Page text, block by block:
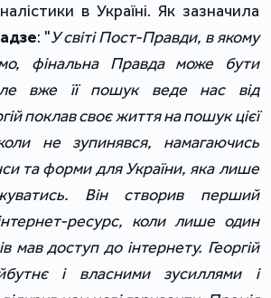
в Україні. Як зазначила
: "У світі Пост-Правди, в якому
фінальна Правда може бути
вже її пошук веде нас від
поклав своє життя на пошук цієї
не зупинявся, намагаючись
та форми для України, яка лише
Він створив перший
ресурс, коли лише один
мав доступ до інтернету. Георгій
і власними зусиллями і